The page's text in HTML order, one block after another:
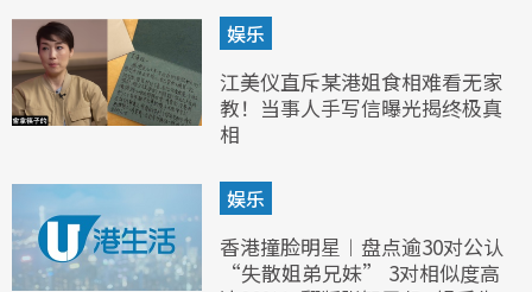
娱乐
江美仪直斥某港姐食相难看无家
教！当事人手写信曝光揭终极真
相
娱乐
香港撞脸明星︱盘点逾30对公认
“失散姐弟兄妹” 3对相似度高